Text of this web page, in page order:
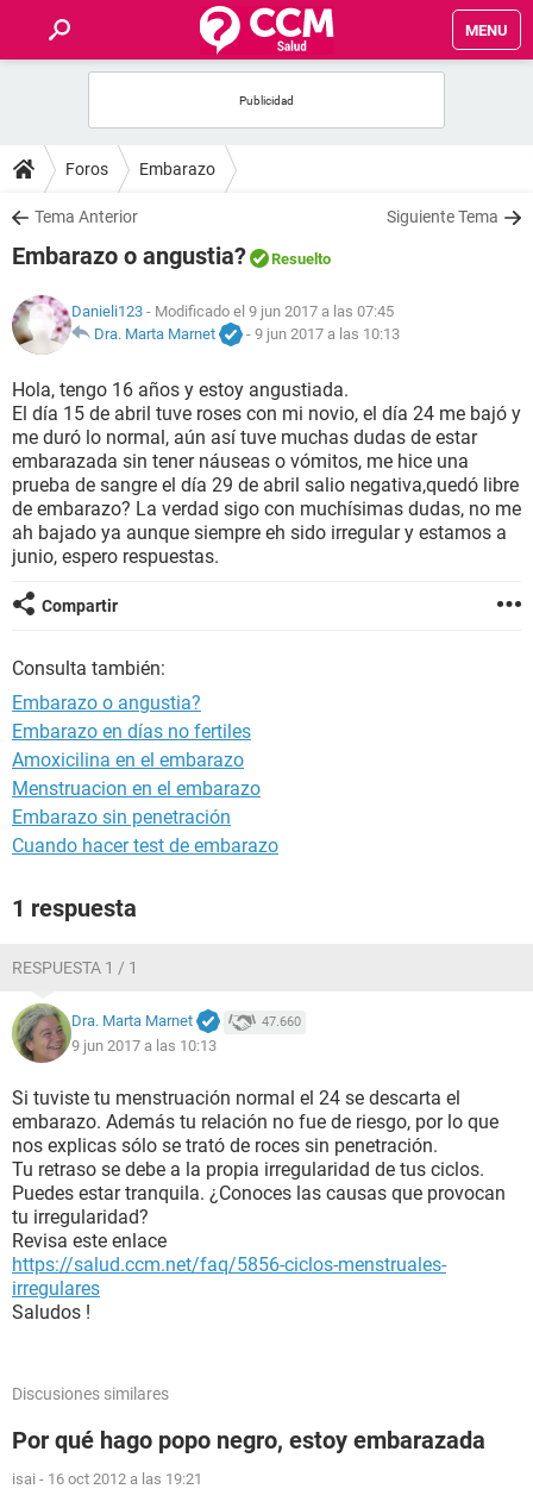
MENU
FOROS
SALUD
NUTRICIÓN
BIENESTAR
SEXUALIDAD
GLOSARIO
Foros Embarazo
Tema Anterior Siguiente Tema
Embarazo o angustia? Resuelto
Danieli123 - Modificado el 9 jun 2017 a las 07:45
Dra. Marta Marnet
- 9 jun 2017 a las 10:13
Hola, tengo 16 años y estoy angustiada.
El día 15 de abril tuve roses con mi novio, el día 24 me bajó y
me duró lo normal, aún así tuve muchas dudas de estar
embarazada sin tener náuseas o vómitos, me hice una
prueba de sangre el día 29 de abril salio negativa,quedó libre
de embarazo? La verdad sigo con muchísimas dudas, no me
ah bajado ya aunque siempre eh sido irregular y estamos a
junio, espero respuestas.
Compartir
Consulta también:
Embarazo o angustia?
Embarazo en días no fertiles
Amoxicilina en el embarazo
Menstruacion en el embarazo
Embarazo sin penetración
Cuando hacer test de embarazo
1 respuesta
RESPUESTA 1 / 1
Dra. Marta Marnet 47.660
9 jun 2017 a las 10:13
Si tuviste tu menstruación normal el 24 se descarta el
embarazo. Además tu relación no fue de riesgo, por lo que
nos explicas sólo se trató de roces sin penetración.
Tu retraso se debe a la propia irregularidad de tus ciclos.
Puedes estar tranquila. ¿Conoces las causas que provocan
tu irregularidad?
Revisa este enlace
https://salud.ccm.net/faq/5856-ciclos-menstruales-
irregulares
Saludos !
Discusiones similares
Por qué hago popo negro, estoy embarazada
isai - 16 oct 2012 a las 19:21